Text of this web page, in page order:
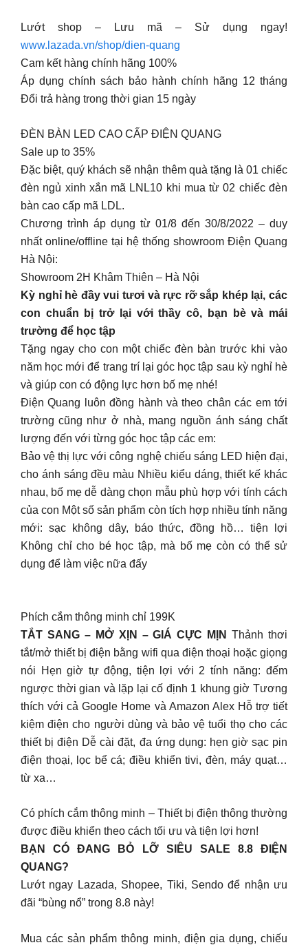
Lướt shop – Lưu mã – Sử dụng ngay!
www.lazada.vn/shop/dien-quang
Cam kết hàng chính hãng 100%
Áp dụng chính sách bảo hành chính hãng 12 tháng
Đổi trả hàng trong thời gian 15 ngày
ĐÈN BÀN LED CAO CẤP ĐIỆN QUANG
Sale up to 35%
Đặc biệt, quý khách sẽ nhận thêm quà tặng là 01 chiếc
đèn ngủ xinh xắn mã LNL10 khi mua từ 02 chiếc đèn
bàn cao cấp mã LDL.
Chương trình áp dụng từ 01/8 đến 30/8/2022 – duy
nhất online/offline tại hệ thống showroom Điện Quang
Hà Nội:
Showroom 2H Khâm Thiên – Hà Nội
Kỳ nghỉ hè đầy vui tươi và rực rỡ sắp khép lại, các
con chuẩn bị trở lại với thầy cô, bạn bè và mái
trường để học tập
Tặng ngay cho con một chiếc đèn bàn trước khi vào
năm học mới để trang trí lại góc học tập sau kỳ nghỉ hè
và giúp con có động lực hơn bố mẹ nhé!
Điện Quang luôn đồng hành và theo chân các em tới
trường cũng như ở nhà, mang nguồn ánh sáng chất
lượng đến với từng góc học tập các em:
Bảo vệ thị lực với công nghệ chiếu sáng LED hiện đại,
cho ánh sáng đều màu Nhiều kiểu dáng, thiết kế khác
nhau, bố mẹ dễ dàng chọn mẫu phù hợp với tính cách
của con Một số sản phẩm còn tích hợp nhiều tính năng
mới: sạc không dây, báo thức, đồng hồ… tiện lợi
Không chỉ cho bé học tập, mà bố mẹ còn có thể sử
dụng để làm việc nữa đấy
Phích cắm thông minh chỉ 199K
TẮT SANG – MỞ XỊN – GIÁ CỰC MỊN Thảnh thơi
tắt/mở thiết bị điện bằng wifi qua điện thoại hoặc giọng
nói Hẹn giờ tự động, tiện lợi với 2 tính năng: đếm
ngược thời gian và lặp lại cố định 1 khung giờ Tương
thích với cả Google Home và Amazon Alex Hỗ trợ tiết
kiệm điện cho người dùng và bảo vệ tuổi thọ cho các
thiết bị điện Dễ cài đặt, đa ứng dụng: hẹn giờ sạc pin
điện thoại, lọc bể cá; điều khiển tivi, đèn, máy quạt…
từ xa…
Có phích cắm thông minh – Thiết bị điện thông thường
được điều khiển theo cách tối ưu và tiện lợi hơn!
BẠN CÓ ĐANG BỎ LỠ SIÊU SALE 8.8 ĐIỆN
QUANG?
Lướt ngay Lazada, Shopee, Tiki, Sendo để nhận ưu
đãi “bùng nổ” trong 8.8 này!
Mua các sản phẩm thông minh, điện gia dụng, chiếu